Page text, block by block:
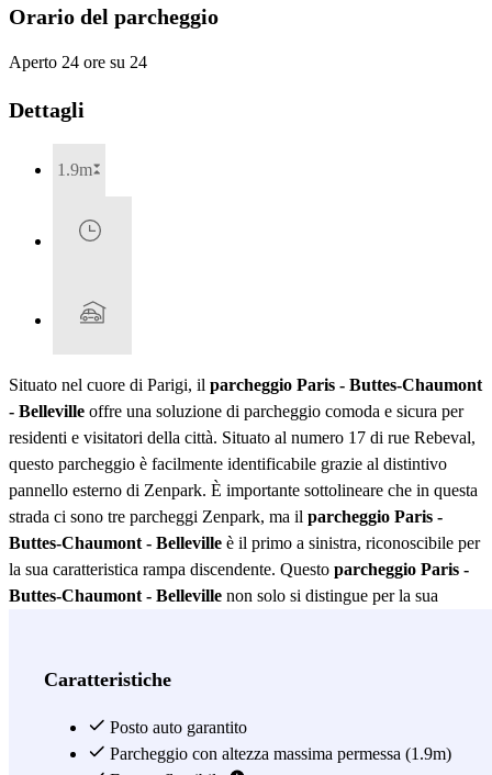
Orario del parcheggio
Aperto 24 ore su 24
Dettagli
1.9m
Situato nel cuore di Parigi, il parcheggio Paris - Buttes-Chaumont
- Belleville offre una soluzione di parcheggio comoda e sicura per
residenti e visitatori della città. Situato al numero 17 di rue Rebeval,
questo parcheggio è facilmente identificabile grazie al distintivo
pannello esterno di Zenpark. È importante sottolineare che in questa
strada ci sono tre parcheggi Zenpark, ma il parcheggio Paris -
Buttes-Chaumont - Belleville è il primo a sinistra, riconoscibile per
la sua caratteristica rampa discendente. Questo parcheggio Paris -
Buttes-Chaumont - Belleville non solo si distingue per la sua
vivace quartiere di Belleville, è ideale per chi desidera esplorare la
stazioni di trasporto pubblico facilita lo spostamento verso altre aree
di Parigi, rendendolo una scelta preferita sia per i turisti che per i
Caratteristiche
Posto auto garantito
Parcheggio con altezza massima permessa (1.9m)